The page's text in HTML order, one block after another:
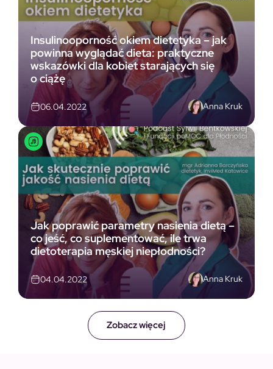
Zobacz więcej
Insulinooporność okiem dietetyka – jak
powinna wyglądać dieta: praktyczne
wskazówki dla kobiet starających się
o ciążę
06.04.2022 Anna Kruk
Jak poprawić parametry nasienia dietą –
co jeść, co suplementować, ile trwa
dietoterapia męskiej niepłodności?
04.04.2022 Anna Kruk